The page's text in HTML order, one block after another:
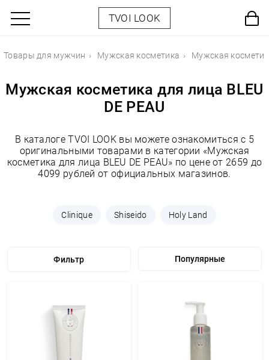
TVOI LOOK
Товары для мужчин Мужская косметика Мужская
Мужская косметика для лица BLEU
DE PEAU
В каталоге TVOI LOOK вы можете ознакомиться с 5
оригинальными товарами в категории «Мужская
косметика для лица BLEU DE PEAU» по цене от 2659 до
4099 рублей от официальных магазинов.
Clinique Shiseido Holy Land
Фильтр